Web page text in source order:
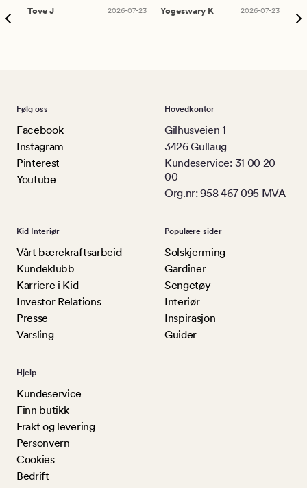
Tove J
2026-07-23
Yogeswary K
2026-07-23
Følg oss
Facebook
Instagram
Pinterest
Youtube
Hovedkontor
Gilhusveien 1
3426 Gullaug
Kundeservice: 31 00 20
00
Org.nr: 958 467 095 MVA
Kid Interiør
Vårt bærekraftsarbeid
Kundeklubb
Karriere i Kid
Investor Relations
Presse
Varsling
Populære sider
Solskjerming
Gardiner
Sengetøy
Interiør
Inspirasjon
Guider
Hjelp
Kundeservice
Finn butikk
Frakt og levering
Personvern
Cookies
Bedrift